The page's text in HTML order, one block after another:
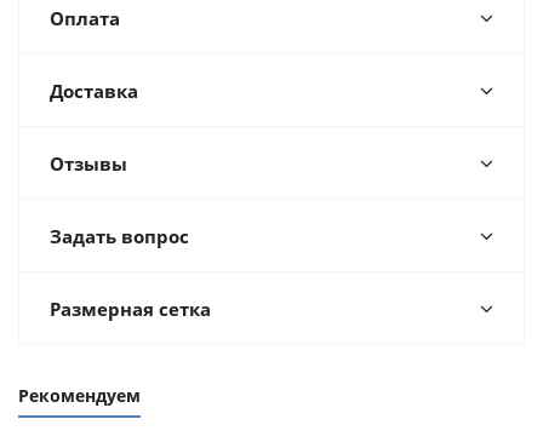
Оплата
Доставка
Отзывы
Задать вопрос
Размерная сетка
Рекомендуем